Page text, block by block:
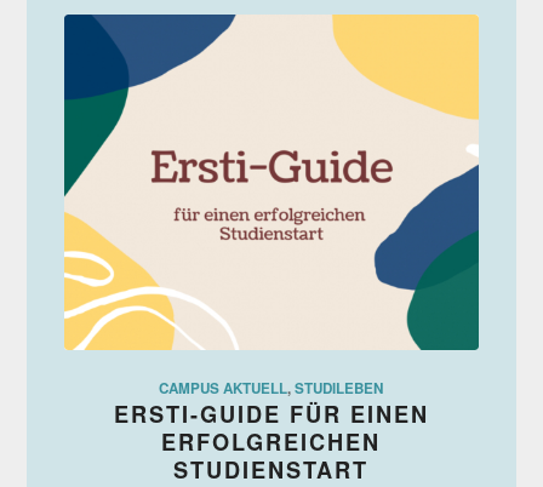
CAMPUS AKTUELL,STUDILEBEN
ERSTI-GUIDE FÜR EINEN
ERFOLGREICHEN
STUDIENSTART